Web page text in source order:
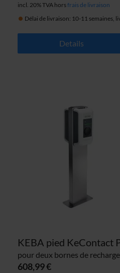
incl. 20% TVA horsfrais de livraison
Délai de livraison: 10-11 semaines,
Details
KEBA pied KeContact
pour deux bornes de recharge
608,99 €